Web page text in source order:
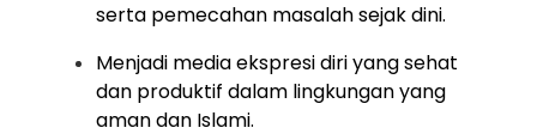
serta pemecahan masalah sejak dini.
Menjadi media ekspresi diri yang sehat
dan produktif dalam lingkungan yang
aman dan Islami.